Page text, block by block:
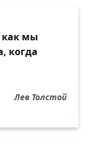
как мы
когда
Лев Толстой